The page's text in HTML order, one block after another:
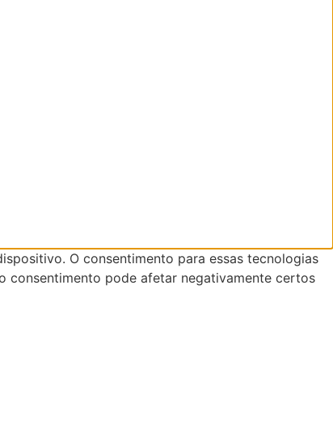
O consentimento para essas tecnologias
consentimento pode afetar negativamente certos